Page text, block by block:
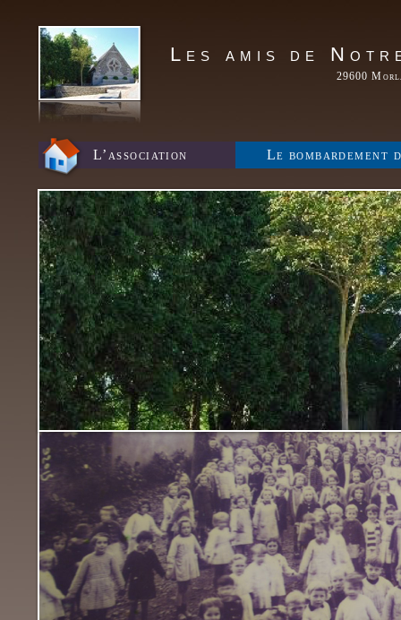
Le bombardement
L’association
Les amis de
29600